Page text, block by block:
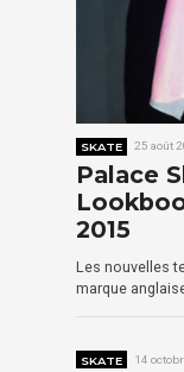
SKATE 25 août
Palace
2015
Les nouvelles
marque
SKATE 14